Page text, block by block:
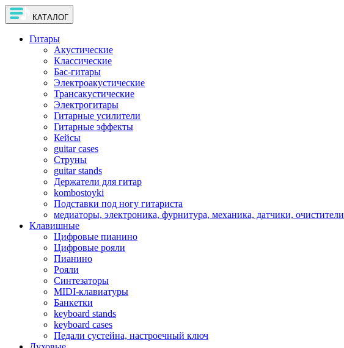
КАТАЛОГ
Гитары
Акустические
Классические
Бас-гитары
Электроакустические
Трансакустические
Электрогитары
Гитарные усилители
Гитарные эффекты
Кейсы
guitar cases
Струны
guitar stands
Держатели для гитар
kombostoyki
Подставки под ногу гитариста
медиаторы, электроника, фурнитура, механика, датчики, очистители
Клавишные
Цифровые пианино
Цифровые рояли
Пианино
Рояли
Синтезаторы
MIDI-клавиатуры
Банкетки
keyboard stands
keyboard cases
Педали сустейна, настроечный ключ